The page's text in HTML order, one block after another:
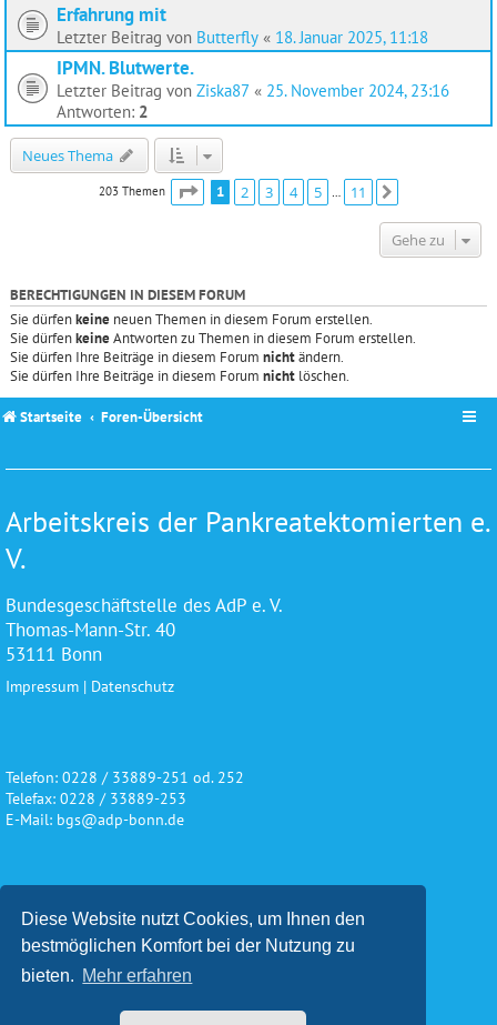
Diese Website nutzt Cookies, um Ihnen den
bestmöglichen Komfort bei der Nutzung zu
bieten. Mehr erfahren
Erfahrung mit
Letzter Beitrag von Butterfly « 18. Januar 2025, 11:18
IPMN. Blutwerte.
Letzter Beitrag von Ziska87 « 25. November 2024, 23:16
Antworten: 2
Neues Thema
203 Themen Seite von
1 2 3 4 5 … 11
Gehe zu
BERECHTIGUNGEN IN DIESEM FORUM
Sie dürfenkeine neuen Themen in diesem Forum erstellen.
Sie dürfenkeineAntworten zu Themen in diesem Forum erstellen.
Sie dürfen Ihre Beiträge in diesem Forum nichtändern.
Sie dürfen Ihre Beiträge in diesem Forum nicht löschen.
Startseite Foren-Übersicht
Arbeitskreis der Pankreatektomierten e.
V.
Bundesgeschäftstelle des AdP e. V.
Thomas-Mann-Str. 40
53111 Bonn
Impressum | Datenschutz
Telefon: 0228 / 33889-251 od. 252
Telefax: 0228 / 33889-253
E-Mail: bgs@adp-bonn.de
Wir danken für die freundliche
Unterstützung und Förderung